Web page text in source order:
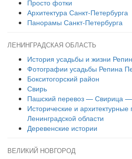
Просто фотки
Архитектура Санкт-Петербурга
Панорамы Санкт-Петербурга
ЛЕНИНГРАДСКАЯ ОБЛАСТЬ
История усадьбы и жизни
Фотографии усадьбы Репина
Бокситогорский район
Свирь
Пашский перевоз — Свирица
Исторические и архитектурные
Ленинградской области
Деревенские истории
ВЕЛИКИЙ НОВГОРОД